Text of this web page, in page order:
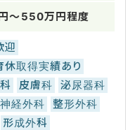
円～550万円程度
迎
休取得実績あり
皮膚科
泌尿器科
経外科
整形外科
形成外科